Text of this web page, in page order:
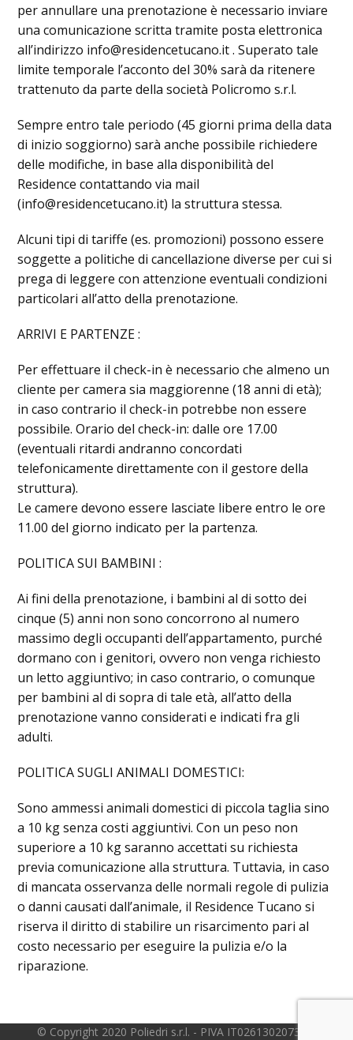
per annullare una prenotazione è necessario inviare
una comunicazione scritta tramite posta elettronica
all’indirizzo info@residencetucano.it . Superato tale
limite temporale l’acconto del 30% sarà da ritenere
trattenuto da parte della società Policromo s.r.l.
Sempre entro tale periodo (45 giorni prima della data
di inizio soggiorno) sarà anche possibile richiedere
delle modifiche, in base alla disponibilità del
Residence contattando via mail
(info@residencetucano.it) la struttura stessa.
Alcuni tipi di tariffe (es. promozioni) possono essere
soggette a politiche di cancellazione diverse per cui si
prega di leggere con attenzione eventuali condizioni
particolari all’atto della prenotazione.
ARRIVI E PARTENZE :
Per effettuare il check-in è necessario che almeno un
cliente per camera sia maggiorenne (18 anni di età);
in caso contrario il check-in potrebbe non essere
possibile. Orario del check-in: dalle ore 17.00
(eventuali ritardi andranno concordati
telefonicamente direttamente con il gestore della
struttura).
Le camere devono essere lasciate libere entro le ore
11.00 del giorno indicato per la partenza.
POLITICA SUI BAMBINI :
Ai fini della prenotazione, i bambini al di sotto dei
cinque (5) anni non sono concorrono al numero
massimo degli occupanti dell’appartamento, purché
dormano con i genitori, ovvero non venga richiesto
un letto aggiuntivo; in caso contrario, o comunque
per bambini al di sopra di tale età, all’atto della
prenotazione vanno considerati e indicati fra gli
adulti.
POLITICA SUGLI ANIMALI DOMESTICI:
Sono ammessi animali domestici di piccola taglia sino
a 10 kg senza costi aggiuntivi. Con un peso non
superiore a 10 kg saranno accettati su richiesta
previa comunicazione alla struttura. Tuttavia, in caso
di mancata osservanza delle normali regole di pulizia
o danni causati dall’animale, il Residence Tucano si
riserva il diritto di stabilire un risarcimento pari al
costo necessario per eseguire la pulizia e/o la
riparazione.
© Copyright 2020 Poliedri s.r.l. - PIVA IT02613020730 |